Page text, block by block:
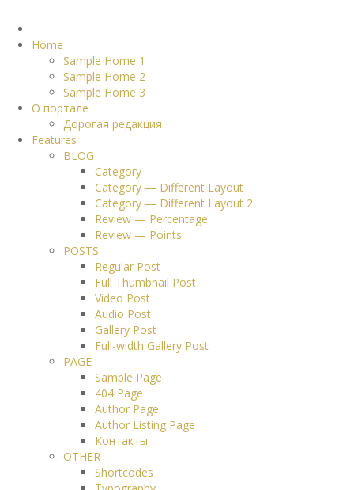
Home
Sample Home 1
Sample Home 2
Sample Home 3
О портале
Дорогая редакция
Features
BLOG
Category
Category — Different Layout
Category — Different Layout 2
Review — Percentage
Review — Points
POSTS
Regular Post
Full Thumbnail Post
Video Post
Audio Post
Gallery Post
Full-width Gallery Post
PAGE
Sample Page
404 Page
Author Page
Author Listing Page
Контакты
OTHER
Shortcodes